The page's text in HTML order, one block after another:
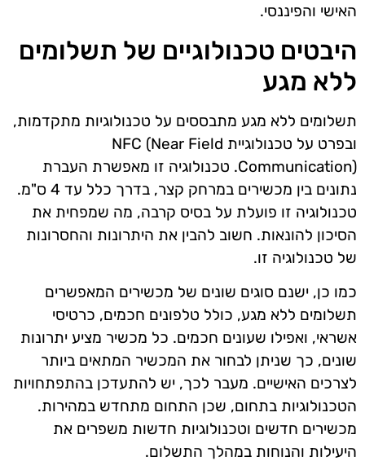
האישי והפיננסי.
היבטים טכנולוגיים של תשלומים
ללא מגע
תשלומים ללא מגע מתבססים על טכנולוגיות מתקדמות,
ובפרט על טכנולוגיית NFC (Near Field
Communication). טכנולוגיה זו מאפשרת העברת
נתונים בין מכשירים במרחק קצר, בדרך כלל עד 4 ס"מ.
טכנולוגיה זו פועלת על בסיס קרבה, מה שמפחית את
הסיכון להונאות. חשוב להבין את היתרונות והחסרונות
של טכנולוגיה זו.
כמו כן, ישנם סוגים שונים של מכשירים המאפשרים
תשלומים ללא מגע, כולל טלפונים חכמים, כרטיסי
אשראי, ואפילו שעונים חכמים. כל מכשיר מציע יתרונות
שונים, כך שניתן לבחור את המכשיר המתאים ביותר
לצרכים האישיים. מעבר לכך, יש להתעדכן בהתפתחויות
הטכנולוגיות בתחום, שכן התחום מתחדש במהירות.
מכשירים חדשים וטכנולוגיות חדשות משפרים את
היעילות והנוחות במהלך התשלום.